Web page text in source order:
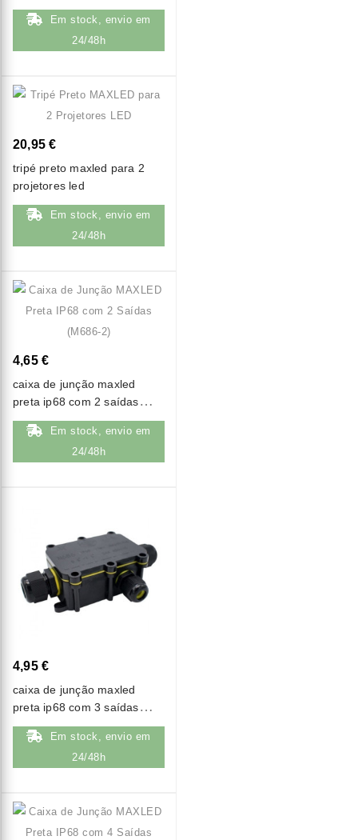
Em stock, envio em
24/48h
20,95 €
tripé preto maxled para 2
projetores led
Em stock, envio em
24/48h
4,65 €
caixa de junção maxled
preta ip68 com 2 saídas
(m686-2)
Em stock, envio em
24/48h
4,95 €
caixa de junção maxled
preta ip68 com 3 saídas
(m686-3)
Em stock, envio em
24/48h